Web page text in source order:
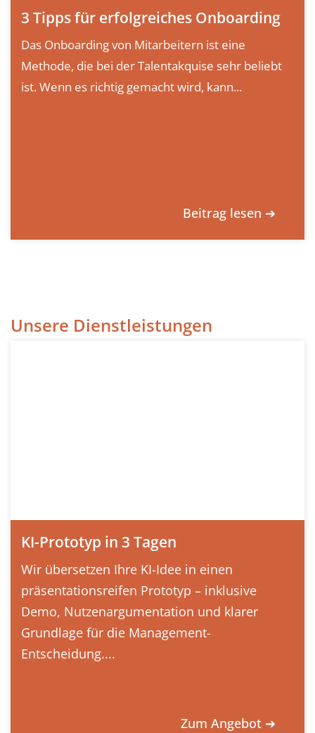
3 Tipps für erfolgreiches Onboarding
Das Onboarding von Mitarbeitern ist eine
Methode, die bei der Talentakquise sehr beliebt
ist. Wenn es richtig gemacht wird, kann...
Beitrag lesen ➔
Unsere Dienstleistungen
KI-Prototyp in 3 Tagen
Wir übersetzen Ihre KI-Idee in einen
präsentationsreifen Prototyp – inklusive
Demo, Nutzenargumentation und klarer
Grundlage für die Management-
Entscheidung....
Zum Angebot ➔